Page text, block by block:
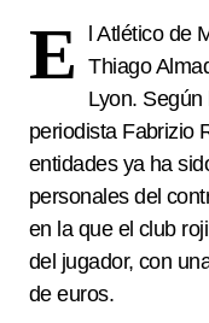
E
l Atlético de
Thiago
Lyon. Según
periodista Fabrizio
entidades ya ha
personales del
en la que el club
del jugador, con
de euros.